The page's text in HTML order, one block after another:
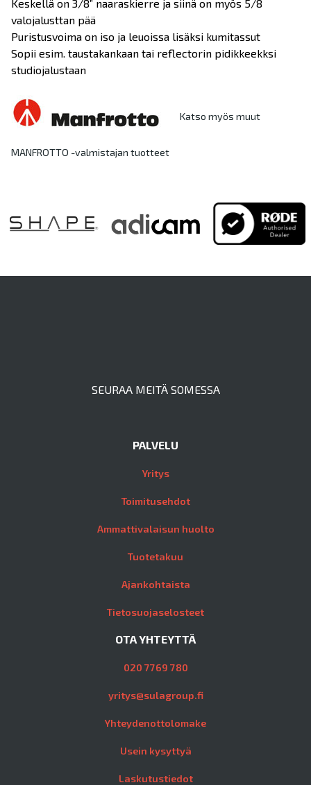
Keskellä on 3/8” naaraskierre ja siinä on myös 5/8
valojalusttan pää
Puristusvoima on iso ja leuoissa lisäksi kumitassut
Sopii esim. taustakankaan tai reflectorin pidikkeekksi
studiojalustaan
Katso myös muut
MANFROTTO -valmistajan tuotteet
SEURAA MEITÄ SOMESSA
PALVELU
Yritys
Toimitusehdot
Ammattivalaisun huolto
Tuotetakuu
Ajankohtaista
Tietosuojaselosteet
OTA YHTEYTTÄ
020 7769 780
yritys@sulagroup.fi
Yhteydenottolomake
Usein kysyttyä
Laskutustiedot